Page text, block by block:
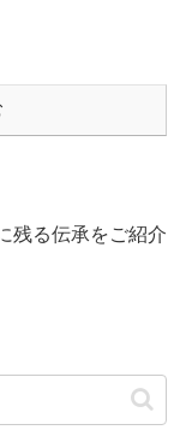
残る伝承をご紹介